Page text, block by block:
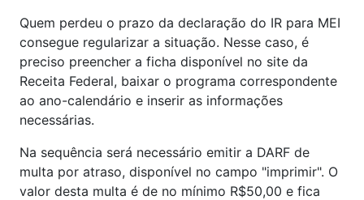
Quem perdeu o prazo da declaração do IR para MEI
consegue regularizar a situação. Nesse caso, é
preciso preencher a ficha disponível no site da
Receita Federal, baixar o programa correspondente
ao ano-calendário e inserir as informações
necessárias.
Na sequência será necessário emitir a DARF de
multa por atraso, disponível no campo "imprimir". O
valor desta multa é de no mínimo R$50,00 e fica